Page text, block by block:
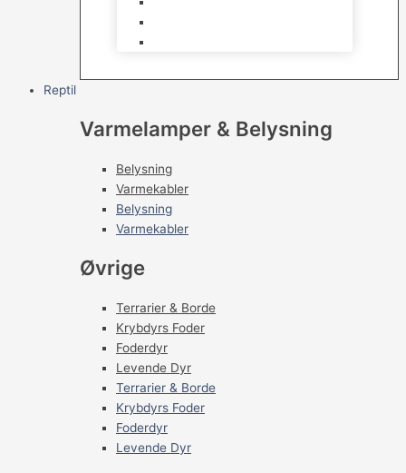
Reptil
Varmelamper & Belysning
Belysning
Varmekabler
Belysning
Varmekabler
Øvrige
Terrarier & Borde
Krybdyrs Foder
Foderdyr
Levende Dyr
Terrarier & Borde
Krybdyrs Foder
Foderdyr
Levende Dyr